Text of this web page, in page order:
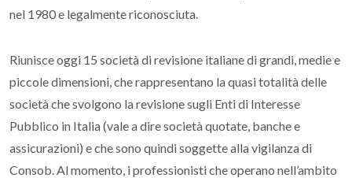
nel 1980 e legalmente riconosciuta.
Riunisce oggi 15 società di revisione italiane di grandi, medie e
piccole dimensioni, che rappresentano la quasi totalità delle
società che svolgono la revisione sugli Enti di Interesse
Pubblico in Italia (vale a dire società quotate, banche e
assicurazioni) e che sono quindi soggette alla vigilanza di
Consob. Al momento, i professionisti che operano nell’ambito